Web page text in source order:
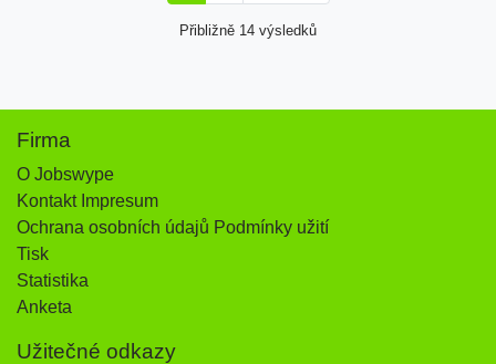
Přibližně 14 výsledků
Firma
O Jobswype
Kontakt Impresum
Ochrana osobních údajů Podmínky užití
Tisk
Statistika
Anketa
Užitečné odkazy